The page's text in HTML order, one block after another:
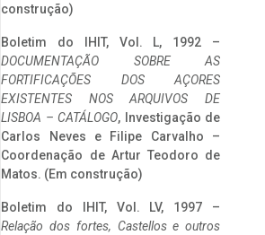
construção)
Boletim do IHIT, Vol. L, 1992 –
DOCUMENTAÇÃO SOBRE AS
FORTIFICAÇÕES DOS AÇORES
EXISTENTES NOS ARQUIVOS DE
LISBOA – CATÁLOGO, Investigação de
Carlos Neves e Filipe Carvalho –
Coordenação de Artur Teodoro de
Matos. (Em construção)
Boletim do IHIT, Vol. LV, 1997 –
Relação dos fortes, Castellos e outros